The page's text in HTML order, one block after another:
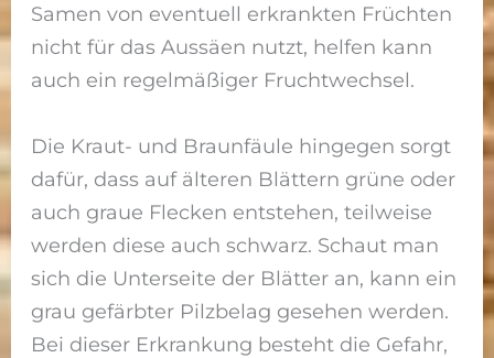
Samen von eventuell erkrankten Früchten
nicht für das Aussäen nutzt, helfen kann
auch ein regelmäßiger Fruchtwechsel.
Die Kraut- und Braunfäule hingegen sorgt
dafür, dass auf älteren Blättern grüne oder
auch graue Flecken entstehen, teilweise
werden diese auch schwarz. Schaut man
sich die Unterseite der Blätter an, kann ein
grau gefärbter Pilzbelag gesehen werden.
Bei dieser Erkrankung besteht die Gefahr,